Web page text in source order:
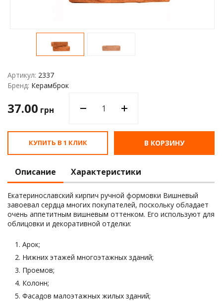
Артикул: 2337
Бренд: Керамброк
37.00 грн
КУПИТЬ В 1 КЛИК В КОРЗИНУ
Описание Характеристики
Екатеринославский кирпич ручной формовки Вишневый
завоевал сердца многих покупателей, поскольку обладает
очень аппетитным вишневым оттенком. Его используют для
облицовки и декоративной отделки:
Арок;
Нижних этажей многоэтажных зданий;
Проемов;
Колонн;
Фасадов малоэтажных жилых зданий;